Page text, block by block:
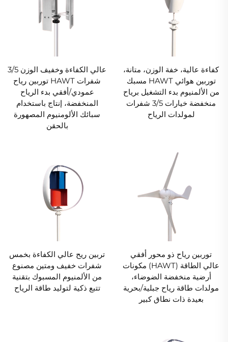
كفاءة عالية، خفة الوزن، متانة،
توربين هوائي HAWT مسبك
من الألمنيوم بدء التشغيل برياح
منخفضة خيارات 3/5 شفرات
لمولدات الرياح
عالي الكفاءة وخفيف الوزن 3/5
شفرات HAWT توربين رياح
عمودي/أفقي بدء الرياح
المنخفضة، إنتاج باستخدام
سبائك الألومنيوم المصهورة
بالحقن
توربين رياح ذو محور أفقي
عالي الطاقة (HAWT) مكونات
أرضية منخفضة الضوضاء،
مولدات طاقة رياح جبلية/بحرية
بعيدة ذات نطاق كبير
تربين ريح عالي الكفاءة بخمس
شفرات خفيف ومتين مصنوع
من الألمنيوم المسبوك بتقنية
تتبع ذكية لتوليد طاقة الرياح